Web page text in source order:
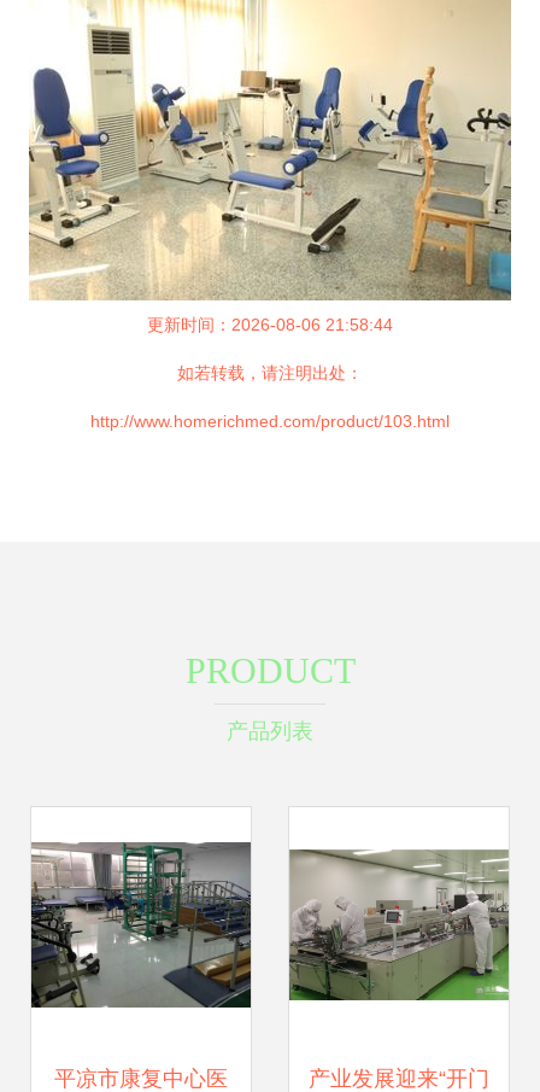
更新时间：2026-08-06 21:58:44
如若转载，请注明出处：
http://www.homerichmed.com/product/103.html
PRODUCT
产品列表
平凉市康复中心医 产业发展迎来“开门